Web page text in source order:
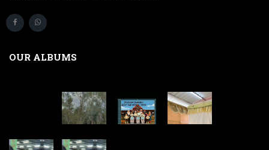
OUR ALBUMS